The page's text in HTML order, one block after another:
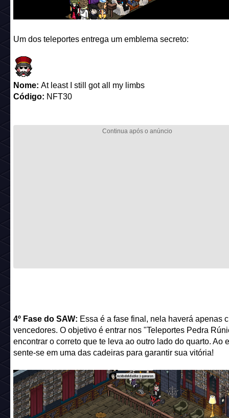
Um dos teleportes entrega um emblema secreto:
Nome: At least I still got all my limbs
Código: NFT30
4º Fase do SAW: Essa é a fase final, nela haverá apenas
vencedores. O objetivo é entrar nos "Teleportes Pedra
encontrar o correto que te leva ao outro lado do quarto. Ao
sente-se em uma das cadeiras para garantir sua vitória!